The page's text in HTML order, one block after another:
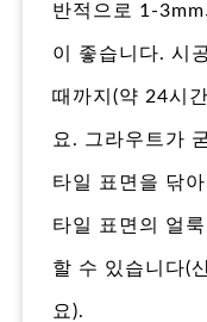
반적으로 1-
이 좋습니다. 시
때까지(약 24시
요. 그라우트가
타일 표면을 닦
타일 표면의 얼
할 수 있습니다(
요).